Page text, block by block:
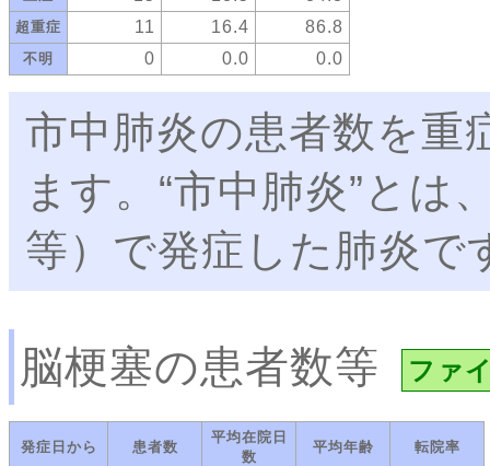
超重症 11 16.4 86.8
不明 0 0.0 0.0
市中肺炎の患者数を重
ます。“市中肺炎”とは
等）で発症した肺炎で
脳梗塞の患者数等 ファ
発症日から 患者数
平均在院日
数
平均年齢 転院率